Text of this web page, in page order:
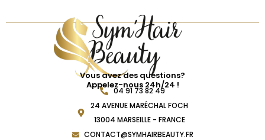
Vous avez des questions?
Appelez-nous 24h/24 !
04 91 73 82 49
24 AVENUE MARÉCHAL FOCH
13004 MARSEILLE - FRANCE
CONTACT@SYMHAIRBEAUTY.FR